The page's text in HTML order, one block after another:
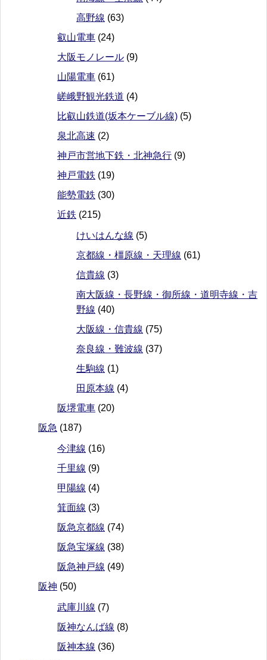
高野線 (63)
叡山電車 (24)
大阪モノレール (9)
山陽電車 (61)
嵯峨野観光鉄道 (4)
比叡山鉄道(坂本ケーブル線) (5)
泉北高速 (2)
神戸市営地下鉄・北神急行 (9)
神戸電鉄 (19)
能勢電鉄 (30)
近鉄 (215)
けいはんな線 (5)
京都線・橿原線・天理線 (61)
信貴線 (3)
南大阪線・長野線・御所線・道明寺線・吉
野線 (40)
大阪線・信貴線 (75)
奈良線・難波線 (37)
生駒線 (1)
田原本線 (4)
阪堺電車 (20)
阪急 (187)
今津線 (16)
千里線 (9)
甲陽線 (4)
箕面線 (3)
阪急京都線 (74)
阪急宝塚線 (38)
阪急神戸線 (49)
阪神 (50)
武庫川線 (7)
阪神なんば線 (8)
阪神本線 (36)